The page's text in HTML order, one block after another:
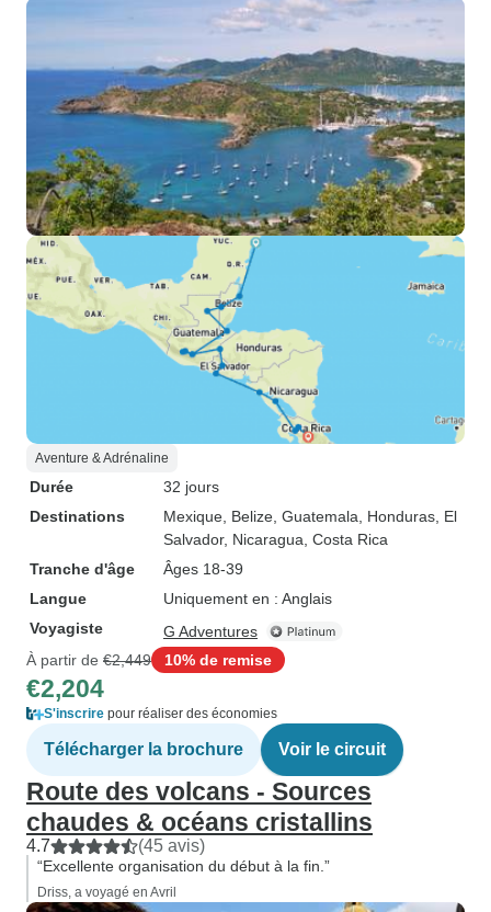
Aventure & Adrénaline
Durée
32 jours
Destinations
Mexique , Belize , Guatemala , Honduras , El
Salvador, Nicaragua , Costa Rica
Tranche d'âge
Âges 18-39
Langue
Uniquement en : Anglais
Voyagiste
G Adventures
À partir de €2,449 10% de remise
€2,204
S'inscrire pour réaliser des économies
Télécharger la brochure Voir le circuit
Route des volcans - Sources
chaudes & océans cristallins
4.7 (45 avis)
“Excellente organisation du début à la fin.”
Driss, a voyagé en Avril